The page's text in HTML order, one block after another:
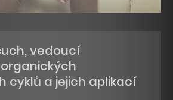
vedoucí
cyklů a jejich aplikací